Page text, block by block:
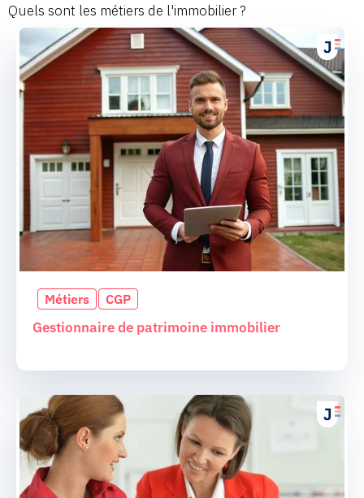
Quels sont les métiers de l'immobilier ?
Métiers CGP
Gestionnaire de patrimoine immobilier